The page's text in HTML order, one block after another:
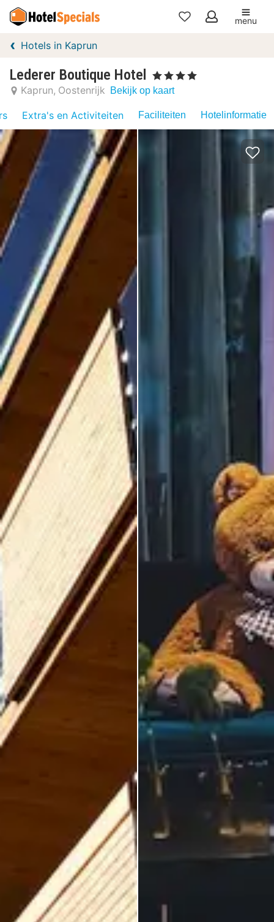
Mijn
menu
Hotels in Kaprun
Lederer Boutique Hotel , 4 Sterren
Kaprun Oostenrijk Bekijk op kaart
Extra's en Activiteiten Faciliteiten Hotelinformatie